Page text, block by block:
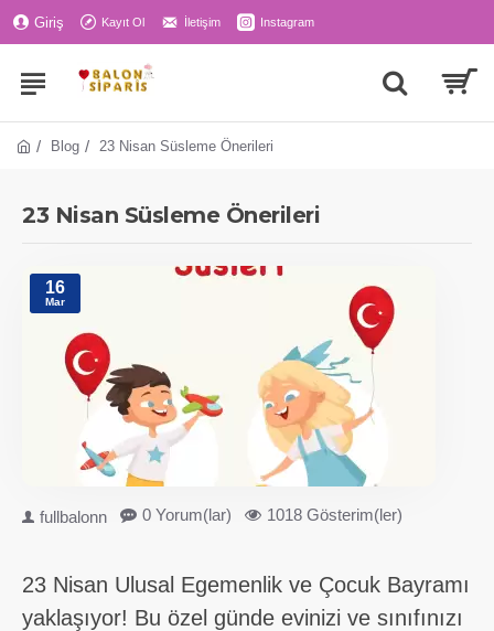
Giriş Kayıt Ol İletişim Instagram
Blog 23 Nisan Süsleme Önerileri
23 Nisan Süsleme Önerileri
16
Mar
fullbalonn 0 Yorum(lar) 1018 Gösterim(ler)
23 Nisan Ulusal Egemenlik ve Çocuk Bayramı
yaklaşıyor! Bu özel günde evinizi ve sınıfınızı